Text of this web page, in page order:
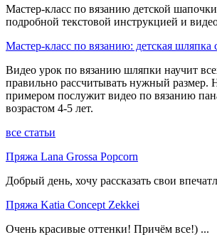
Мастер-класс по вязанию детской
подробной текстовой инструкцией и
Мастер-класс по вязанию: детская шляпка
Видео урок по вязанию шляпки научит
правильно рассчитывать нужный размер.
примером послужит видео по вязанию
возрастом 4-5 лет.
все статьи
Пряжа Lana Grossa Popcorn
Добрый день, хочу рассказать свои
Пряжа Katia Concept Zekkei
Очень красивые оттенки! Причём все!) ...